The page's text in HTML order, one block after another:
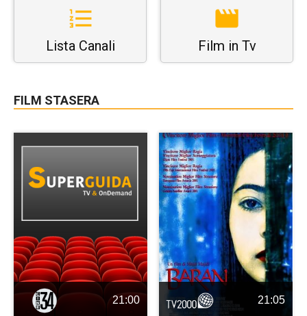
Lista Canali Film in Tv
FILM STASERA
21:00 21:05